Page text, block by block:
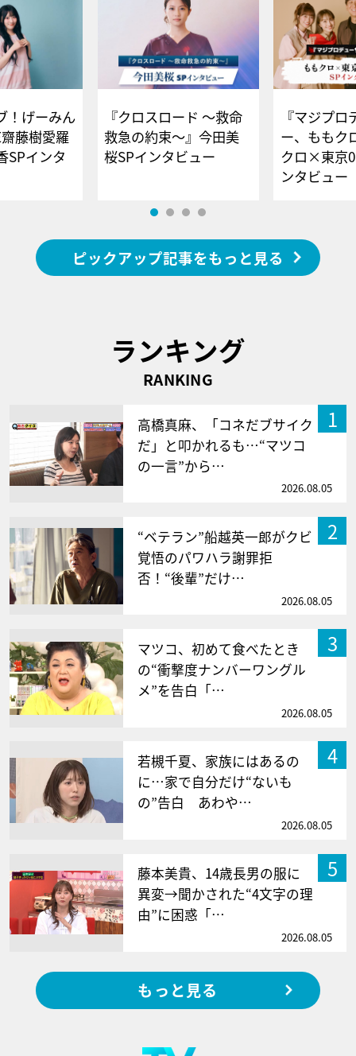
！げーみん
藤樹愛羅
SPインタ
『クロスロード ～救命
救急の約束～』今田美
桜SPインタビュー
『マジプロ
ー、ももク
クロ×東京
ンタビュー
ピックアップ記事をもっと見る
ランキング
RANKING
1
高橋真麻、「コネだブサイク
だ」と叩かれるも…“マツコ
の一言”から…
2026.08.05
2
“ベテラン”船越英一郎がクビ
覚悟のパワハラ謝罪拒
否！“後輩”だけ…
2026.08.05
3
マツコ、初めて食べたとき
の“衝撃度ナンバーワングル
メ”を告白「…
2026.08.05
4
若槻千夏、家族にはあるの
に…家で自分だけ“ないも
の”告白 あわや…
2026.08.05
5
藤本美貴、14歳長男の服に
異変→聞かされた“4文字の理
由”に困惑「…
2026.08.05
もっと見る